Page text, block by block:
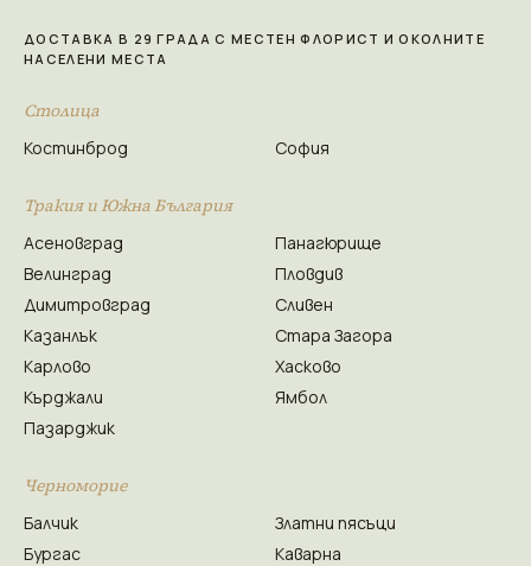
ДОСТАВКА В 29 ГРАДА С МЕСТЕН ФЛОРИСТ И ОКОЛНИТЕ
НАСЕЛЕНИ МЕСТА
Столица
Костинброд София
Тракия и Южна България
Асеновград
Велинград
Димитровград
Казанлък
Карлово
Кърджали
Пазарджик
Панагюрище
Пловдив
Сливен
Стара Загора
Хасково
Ямбол
Черноморие
Балчик
Бургас
Златни пясъци
Каварна